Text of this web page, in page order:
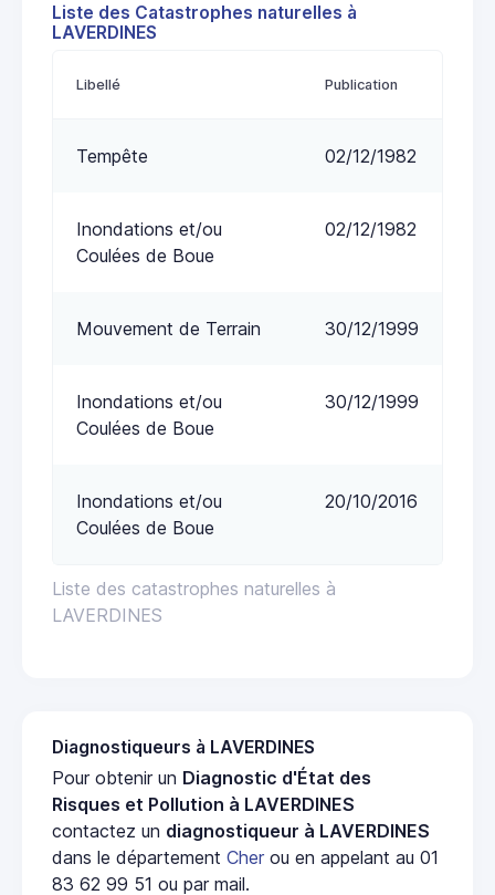
Liste des Catastrophes naturelles à
LAVERDINES
Liste des catastrophes naturelles à
LAVERDINES
Libellé Publication
Tempête 02/12/1982
Inondations et/ou
Coulées de Boue
02/12/1982
Mouvement de Terrain 30/12/1999
Inondations et/ou
Coulées de Boue
30/12/1999
Inondations et/ou
Coulées de Boue
20/10/2016
Diagnostiqueurs à LAVERDINES
Pour obtenir un Diagnostic d'État des
Risques et Pollution à LAVERDINES
contactez un diagnostiqueur à LAVERDINES
dans le département Cher ou en appelant au 01
83 62 99 51 ou par mail.